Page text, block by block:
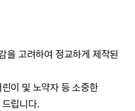
을 고려하여 정교하게 제작된
이 및 노약자 등 소중한
드립니다.